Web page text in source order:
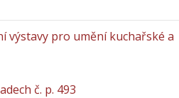
výstavy pro umění kuchařské a
č. p. 493